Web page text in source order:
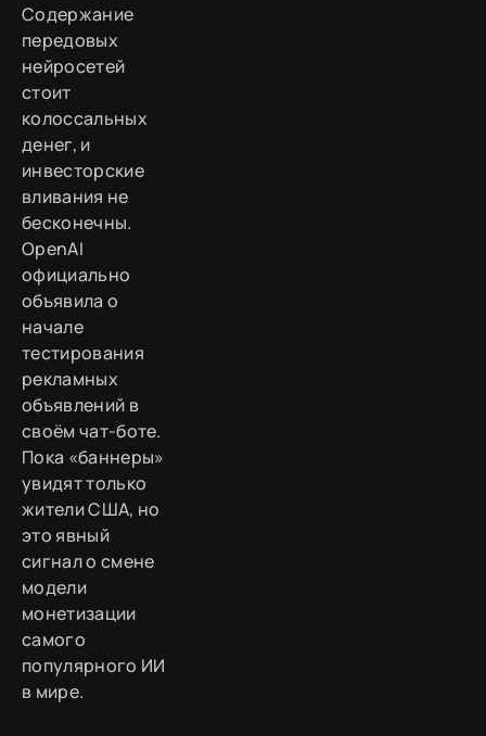
Содержание
передовых
нейросетей
стоит
колоссальных
денег, и
инвесторские
вливания не
бесконечны.
OpenAI
официально
объявила о
начале
тестирования
рекламных
объявлений в
своём чат-боте.
Пока «баннеры»
увидят только
жители США, но
это явный
сигнал о смене
модели
монетизации
самого
популярного ИИ
в мире.